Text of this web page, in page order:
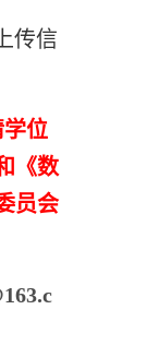
传信
位
《数
员会